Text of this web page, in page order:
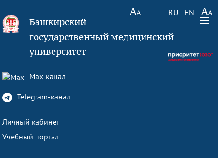
RU EN
Башкирский
государственный медицинский
университет
Max-канал
Telegram-канал
Личный кабинет
Учебный портал